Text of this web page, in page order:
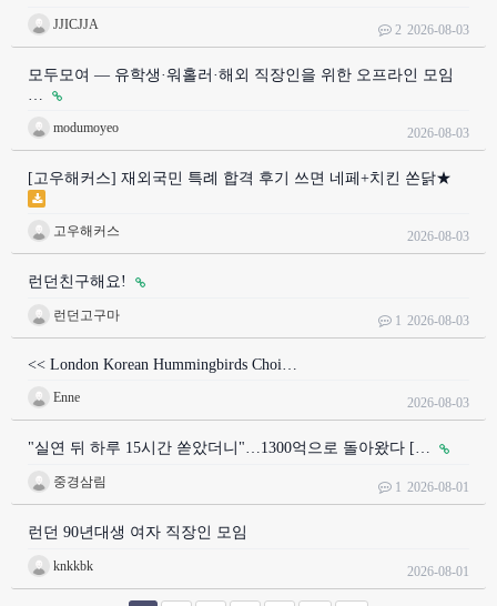
JJICJJA 2 2026-08-03
모두모여 — 유학생·워홀러·해외 직장인을 위한 오프라인 모임
modumoyeo 2026-08-03
[고우해커스] 재외국민 특례 합격 후기 쓰면 네페+치킨 쏜닭★
고우해커스 2026-08-03
런던친구해요!
런던고구마 1 2026-08-03
<< London Korean Hummingbirds Choi…
Enne 2026-08-03
"실연 뒤 하루 15시간 쏟았더니"…1300억으로 돌아왔다 […
중경삼림 1 2026-08-01
런던 90년대생 여자 직장인 모임
knkkbk 2026-08-01